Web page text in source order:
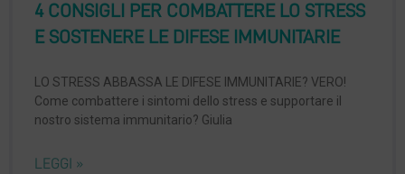
4 CONSIGLI PER COMBATTERE LO STRESS
E SOSTENERE LE DIFESE IMMUNITARIE
LO STRESS ABBASSA LE DIFESE IMMUNITARIE? VERO!
Come combattere i sintomi dello stress e supportare il
nostro sistema immunitario? Giulia
LEGGI »